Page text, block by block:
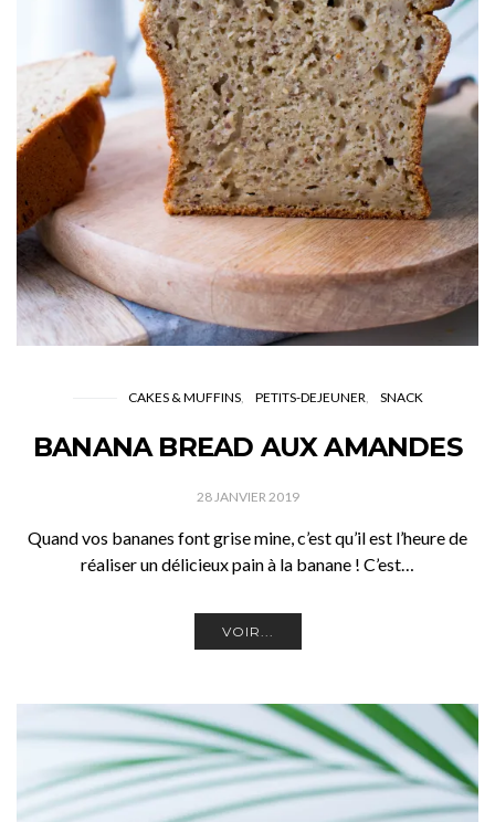
CAKES & MUFFINS PETITS-DEJEUNER SNACK
BANANA BREAD AUX AMANDES
28 JANVIER 2019
Quand vos bananes font grise mine, c’est qu’il est l’heure de
réaliser un délicieux pain à la banane ! C’est…
VOIR...